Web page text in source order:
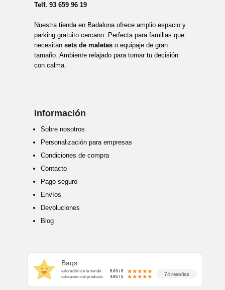
Telf. 93 659 96 19
Nuestra tienda en Badalona ofrece amplio espacio y
parking gratuito cercano. Perfecta para familias que
necesitan sets de maletaso equipaje de gran
tamaño. Ambiente relajado para tomar tu decisión
con calma.
Información
Sobre nosotros
Personalización para empresas
Condiciones de compra
Contacto
Pago seguro
Envíos
Devoluciones
Blog
Baqs
valoración de la tienda 5.00 / 5
valoración del producto 4.95 / 5 74 reseñas